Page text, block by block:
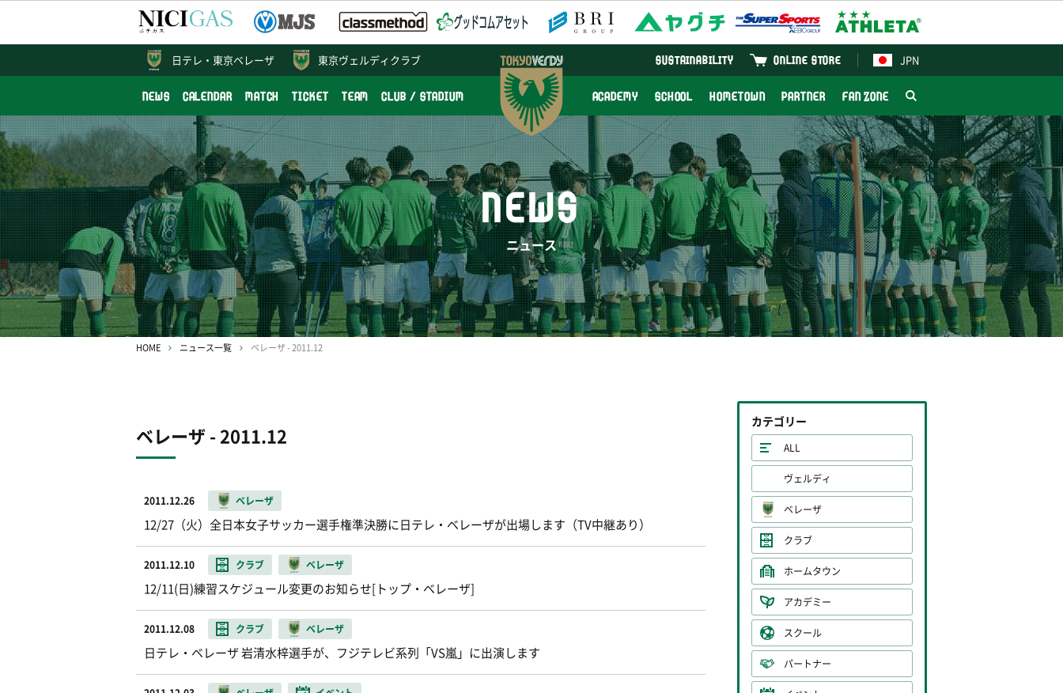
東京ヴェルディクラブ JPN
ONLINE STORE
SUSTAINABILITY
NEWS CALENDAR MATCH TICKET TEAM CLUB / STADIUM ACADEMY SCHOOL HOMETOWN PARTNER FAN ZONE
日テレ・ 東京ベレーザ
NEWS
ニュース
HOME ニュース一覧 ベレーザ - 2011.12
ベレーザ - 2011.12
2011.12.26 ベレーザ
12/27（火）全日本女子サッカー選手権準決勝に日テレ・ベレーザが出場します（TV中継あり）
2011.12.10 クラブ ベレーザ
12/11(日)練習スケジュール変更のお知らせ[トップ・ベレーザ]
2011.12.08 クラブ ベレーザ
日テレ・ベレーザ 岩清水梓選手が、フジテレビ系列「VS嵐」に出演します
カテゴリー
ALL
ヴェルディ
ベレーザ
クラブ
ホームタウン
アカデミー
スクール
パートナー